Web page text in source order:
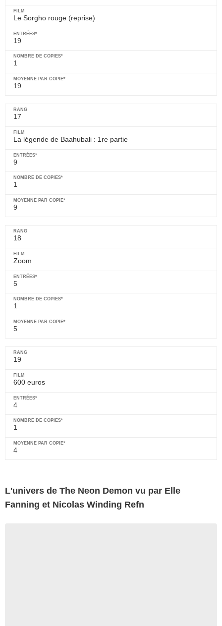
Le Sorgho rouge (reprise)
19
1
19
17
La légende de Baahubali : 1re partie
9
1
9
18
Zoom
5
1
5
19
600 euros
4
1
4
L'univers de The Neon Demon vu par Elle
Fanning et Nicolas Winding Refn